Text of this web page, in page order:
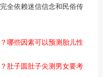
依赖迷信信念和民俗传
些因素可以预测胎儿性
子圆肚子尖测男女要考